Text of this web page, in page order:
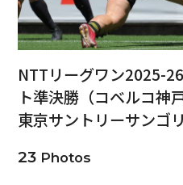
NTTリーグワン2025-
ト準決勝（コベルコ神
東京サントリーサンゴリ
23Photos